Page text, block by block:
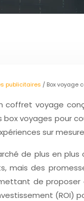
publicitaires / Box voyage
coffret voyage
box voyages pour
sur
de plus en
mais des
de proposer
(ROI)